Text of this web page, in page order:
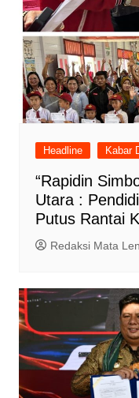
Headline Kabar
“Rapidin
Utara :
Putus Rantai
Redaksi Mata